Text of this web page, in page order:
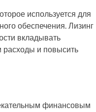
используется для
обеспечения. Лизинг
вкладывать
расходы и повысить
финансовым